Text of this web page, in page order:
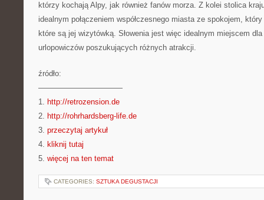
którzy kochają Alpy, jak również fanów morza. Z kolei stolica
idealnym połączeniem współczesnego miasta ze spokojem,
które są jej wizytówką. Słowenia jest więc idealnym miejscem
urlopowiczów poszukujących różnych atrakcji.
źródło:
———————————
1. http://retrozension.de
2. http://rohrhardsberg-life.de
3. przeczytaj artykuł
4. kliknij tutaj
5. więcej na ten temat
CATEGORIES: SZTUKA DEGUSTACJI